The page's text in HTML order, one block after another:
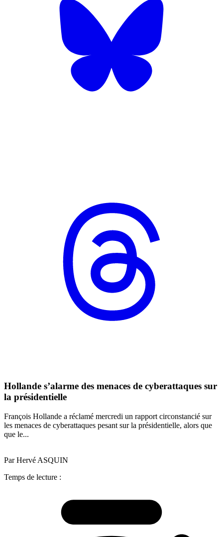
Hollande s’alarme des menaces de cyberattaques sur
la présidentielle
François Hollande a réclamé mercredi un rapport circonstancié sur
les menaces de cyberattaques pesant sur la présidentielle, alors que
que le...
Par Hervé ASQUIN
Temps de lecture :